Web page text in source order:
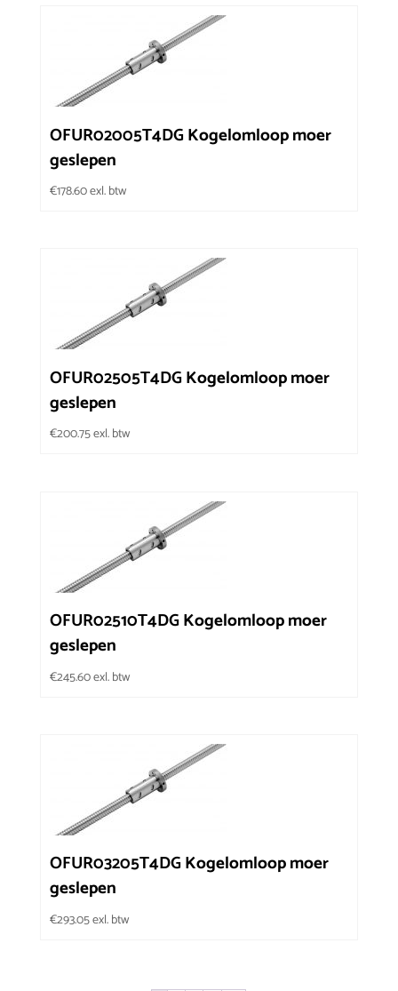
OFUR02005T4DG Kogelomloop moer
geslepen
€178.60exl. btw
OFUR02505T4DG Kogelomloop moer
geslepen
€200.75exl. btw
OFUR02510T4DG Kogelomloop moer
geslepen
€245.60exl. btw
OFUR03205T4DG Kogelomloop moer
geslepen
€293.05exl. btw